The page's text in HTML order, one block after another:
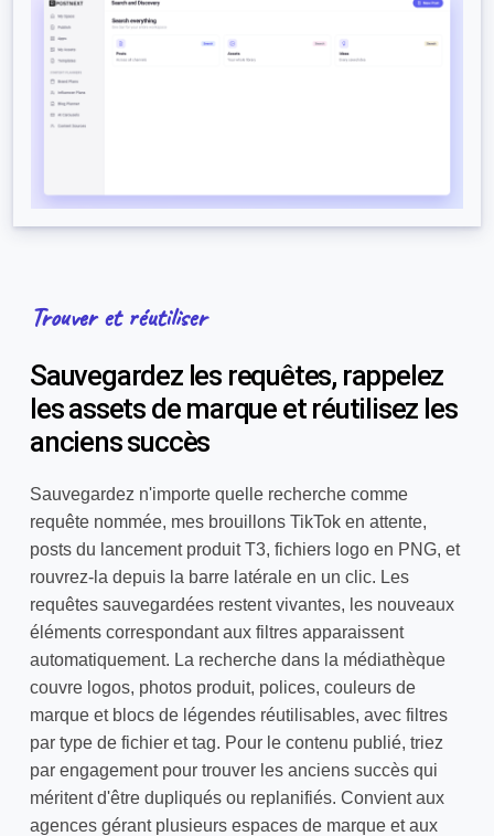
Trouver et réutiliser
Sauvegardez les requêtes, rappelez
les assets de marque et réutilisez les
anciens succès
Sauvegardez n'importe quelle recherche comme
requête nommée, mes brouillons TikTok en attente,
posts du lancement produit T3, fichiers logo en PNG, et
rouvrez-la depuis la barre latérale en un clic. Les
requêtes sauvegardées restent vivantes, les nouveaux
éléments correspondant aux filtres apparaissent
automatiquement. La recherche dans la médiathèque
couvre logos, photos produit, polices, couleurs de
marque et blocs de légendes réutilisables, avec filtres
par type de fichier et tag. Pour le contenu publié, triez
par engagement pour trouver les anciens succès qui
méritent d'être dupliqués ou replanifiés. Convient aux
agences gérant plusieurs espaces de marque et aux